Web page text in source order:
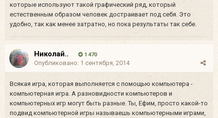
которые используют такой графический ряд, который
естественным образом человек достраивает под себя. Это
удобно, так как менее затратно, но пока результаты так себе.
Николай.. 1 470
Опубликовано: 1 сентября, 2014
Всякая игра, которая выполняется с помощью компьютера -
компьютерная игра. А разновидности компьютеров и
компьютерных игр могут быть разные. Ты, Ефим, просто какой-то
подвид компьютерной игры называешь компьютерными играми,